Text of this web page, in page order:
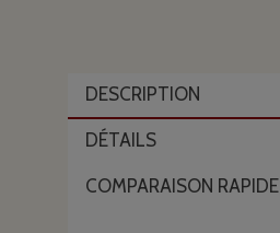
DESCRIPTION
DÉTAILS
COMPARAISON RAPIDE